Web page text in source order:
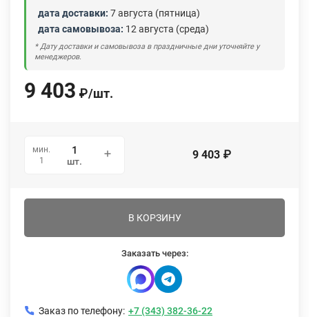
дата доставки: 7 августа (пятница)
дата самовывоза: 12 августа (среда)
* Дату доставки и самовывоза в праздничные дни уточняйте у
менеджеров.
9 403 ₽/шт.
мин.
1
шт. 9 403 ₽
В КОРЗИНУ
Заказать через:
Заказ по телефону: +7 (343) 382-36-22